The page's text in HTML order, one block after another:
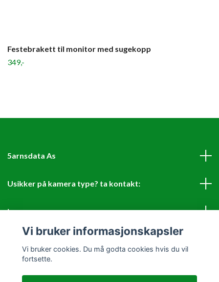
Festebrakett til monitor med sugekopp
349,-
5arnsdata As
Usikker på kamera type? ta kontakt:
Les mer
Vi bruker informasjonskapsler
Vi bruker cookies. Du må godta cookies hvis du vil
fortsette.